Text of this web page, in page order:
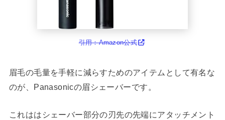
引用：Amazon公式
眉毛の毛量を手軽に減らすためのアイテムとして有名な
のが、Panasonicの眉シェーバーです。
これははシェーバー部分の刃先の先端にアタッチメント